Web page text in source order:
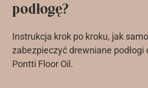
podłogę?
Instrukcja krok po kroku, jak
zabezpieczyć drewniane podłogi
Pontti Floor Oil.